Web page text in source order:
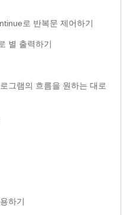
로 반복문 제어하기
별 출력하기
그램의 흐름을 원하는 대로
하기